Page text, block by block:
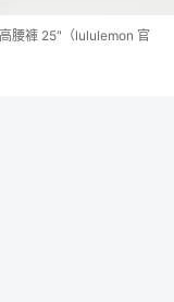
腰褲 25"（lululemon 官